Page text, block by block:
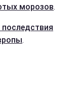
морозов.
.